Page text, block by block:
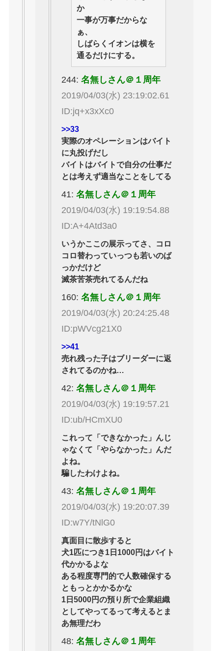
か
一事が万事だからな
ぁ、
しばらくイオンは横を
通るだけにする。
244:名無しさん＠１周年
2019/04/03(水) 23:19:02.61
ID:jq+x3xXc0
>>33
実際のオペレーションはバイト
に丸投げだし
バイトはバイトで自分の仕事だ
とは考えず適当なことをしてる
41:名無しさん＠１周年
2019/04/03(水) 19:19:54.88
ID:A+4Atd3a0
いうかここの展示ってさ、コロ
コロ替わっていっつも若いのば
っかだけど
滅茶苦茶売れてるんだね
160:名無しさん＠１周年
2019/04/03(水) 20:24:25.48
ID:pWVcg21X0
>>41
売れ残った子はブリーダーに返
されてるのかね…
42:名無しさん＠１周年
2019/04/03(水) 19:19:57.21
ID:ub/HCmXU0
これって「できなかった」んじ
ゃなくて「やらなかった」んだ
よね。
騙したわけよね。
43:名無しさん＠１周年
2019/04/03(水) 19:20:07.39
ID:w7Y/tNlG0
真面目に散歩すると
犬1匹につき1日1000円はバイト
代かかるよな
ある程度専門的で人数確保する
ともっとかかるかな
1日5000円の預り所で企業組織
としてやってるって考えるとま
あ無理だわ
48:名無しさん＠１周年